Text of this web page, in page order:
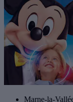
Marne-la-